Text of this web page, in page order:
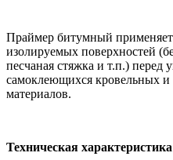
Праймер битумный
изолируемых поверхностей
песчаная стяжка и т.п.) перед
самоклеющихся кровельных
материалов.
Техническая характеристика